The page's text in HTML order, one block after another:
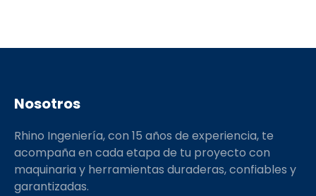
Nosotros
Rhino Ingeniería, con 15 años de experiencia, te
acompaña en cada etapa de tu proyecto con
maquinaria y herramientas duraderas, confiables y
garantizadas.